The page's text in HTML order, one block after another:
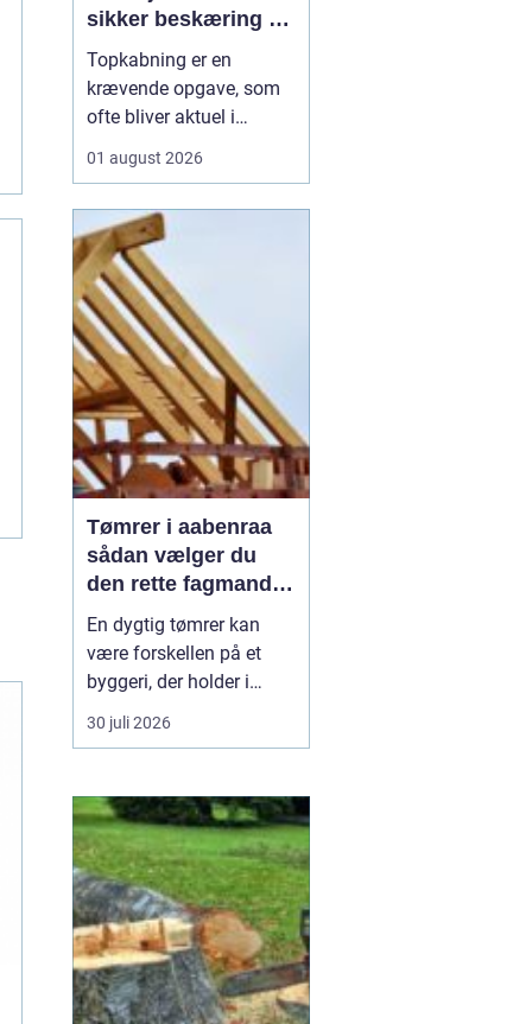
sikker beskæring af
store træer
Topkabning er en
krævende opgave, som
ofte bliver aktuel i
sommerhusområder og
Nordsjælland. Store
træer kan give skygge,
læ og charme, men de
kan også udvikle sig til
en risiko, hvis de st...
01 august 2026
Tømrer i aabenraa
sådan vælger du
den rette fagmand
til dit projekt
En dygtig tømrer kan
være forskellen på et
byggeri, der holder i
årtier, og et projekt, der
hurtigt giver problemer.
omkring Aabenraa, har
du mange muligheder,
men hvordan finder du
den rigtige
samarbejdspartner til nyt
tag, vindue...
30 juli 2026